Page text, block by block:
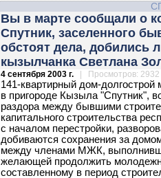
Вы в марте сообщали о
Спутник, заселенного
обстоят дела,
кызылчанка Светлана
4 сентября 2003 г. | Просмотров:
141-квартирный дом-
в пригороде Кызыла "Спутник",
раздора между бывшими
капитального строительства
с началом перестройки,
добиваются сохранения за
между членами МЖК,
желающей продолжить
составленному в период